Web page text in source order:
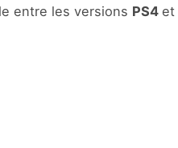
entre les versions PS4 et